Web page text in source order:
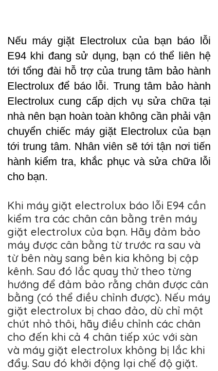
Nếu máy giặt Electrolux của bạn báo lỗi
E94 khi đang sử dụng, bạn có thể liên hệ
tới tổng đài hỗ trợ của trung tâm bảo hành
Electrolux cung cấp dịch vụ sửa chữa tại
nhà nên bạn hoàn toàn không cần phải vận
chuyển chiếc máy giặt Electrolux của bạn
tới trung tâm. Nhân viên sẽ tới tận nơi tiến
hành kiểm tra, khắc phục và sửa chữa lỗi
cho bạn.
Khi máy giặt electrolux báo lỗi E94 cần
kiểm tra các chân cân bằng trên máy
giặt electrolux của bạn. Hãy đảm bảo
máy được cân bằng từ trước ra sau và
từ bên này sang bên kia không bị cập
kênh. Sau đó lắc quay thử theo từng
hướng để đảm bảo rằng chân được cân
bằng (có thể điều chỉnh được). Nếu máy
giặt electrolux bị chao đảo, dù chỉ một
chút nhỏ thôi, hãy điều chỉnh các chân
cho đến khi cả 4 chân tiếp xúc với sàn
và máy giặt electrolux không bị lắc khi
đẩy. Sau đó khởi động lại chế độ giặt.